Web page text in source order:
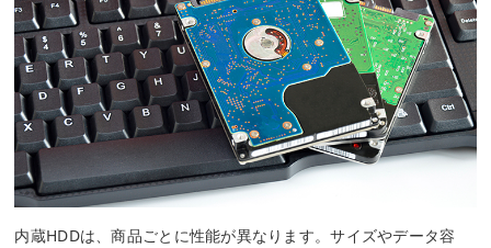
内蔵HDDは、商品ごとに性能が異なります。サイズやデータ容